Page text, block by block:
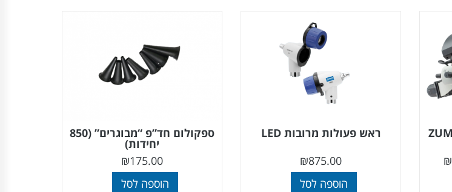
₪
ראש פעולות מרובות LED
₪875.00
הוספה לסל
ספקולום חד”פ “מבוגרים” (850
יחידות)
₪175.00
הוספה לסל